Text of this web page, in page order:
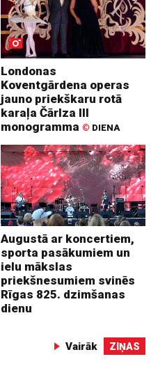
Londonas
Koventgārdena operas
jauno priekškaru rotā
karaļa Čārlza III
monogramma © DIENA
Augustā ar koncertiem,
sporta pasākumiem un
ielu mākslas
priekšnesumiem svinēs
Rīgas 825. dzimšanas
dienu
Vairāk ZIŅAS